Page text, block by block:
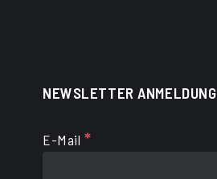
NEWSLETTER ANMELDUNG
E-Mail *